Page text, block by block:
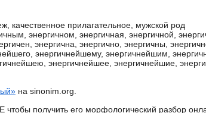
качественное прилагательное, мужской род
энергичном, энергичная, энергичной,
энергична, энергично, энергичны,
энергичнейшему, энергичнейшим,
энергичнейшее, энергичнейшие,
на sinonim.org.
чтобы получить его морфологический разбор